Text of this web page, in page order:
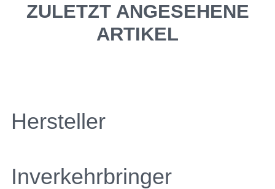
ZULETZT ANGESEHENE
ARTIKEL
Hersteller
Inverkehrbringer